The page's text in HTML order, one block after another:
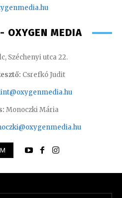
nmedia.hu
OXYGEN MEDIA
Széchenyi utca 22.
Csrefkó Judit
Monoczki Mária